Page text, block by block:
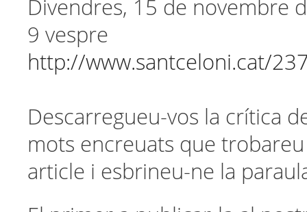
Divendres, 15 de novembre
9 vespre
http://www.santceloni.cat/
Descarregueu-vos la crítica
mots encreuats que
article i esbrineu-ne la